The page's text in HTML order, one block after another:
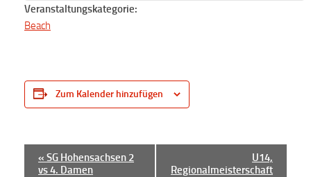
Veranstaltungskategorie:
Beach
Zum Kalender hinzufügen
« SG Hohensachsen 2
vs 4. Damen
U14,
Regionalmeisterschaft